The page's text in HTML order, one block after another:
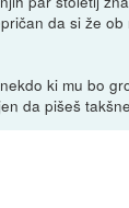
da si že
ki mu bo
da pišeš